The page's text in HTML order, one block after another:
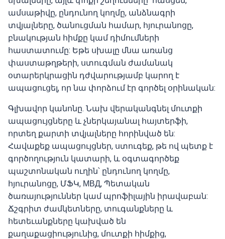
ամսաթիվը, ընդունող կողմը, անձնագրի
տվյալները, ծանուցման համար, հյուրանոցը,
բնակության հիմքը կամ դիմումների
հաստատումը: Եթե սխալը մնա առանց
փաստաթղթերի, ստուգման ժամանակ
օտարերկրացին դժվարությամբ կարող է
ապացուցել, որ նա փորձում էր գործել օրինական:
Գլխավոր կանոնը. Նախ վերականգնել մուտքի
ապացույցները և չներկայանալ հայտերֆի,
որտեղ քարտի տվյալները հորինված են:
Հավաքեք ապացույցներ, ստուգեք, թե ով պետք է
գործողություն կատարի, և օգտագործեք
պաշտոնական ուղին՝ ընդունող կողմը,
հյուրանոցը, ՄՖԿ, МВД, Պետական
ծառայություններ կամ պրոֆիլային իրավաբան:
Ճշգրիտ ժամկետները, տուգանքները և
հետեւանքները կախված են
քաղաքացիությունից, մուտքի հիմքից,